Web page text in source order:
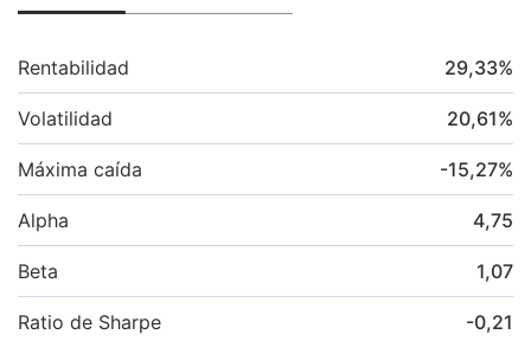
Rentabilidad 29,33%
Volatilidad 20,61%
Máxima caída -15,27%
Alpha 4,75
Beta 1,07
Ratio de Sharpe -0,21